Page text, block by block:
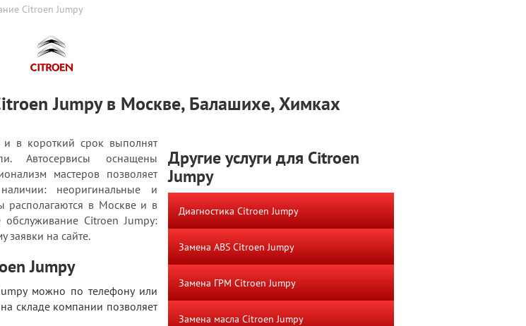
Citroen Jumpy
Jumpy в Москве, Балашихе, Химках
и в короткий срок выполнят
Автосервисы оснащены
мастеров позволяет
неоригинальные и
располагаются в Москве и в
Citroen Jumpy:
заявки на сайте.
Jumpy
можно по телефону или
складе компании позволяет
Другие услуги для Citroen
Jumpy
Диагностика Citroen Jumpy
Замена ABS Citroen Jumpy
Замена ГРМ Citroen Jumpy
Замена масла Citroen Jumpy